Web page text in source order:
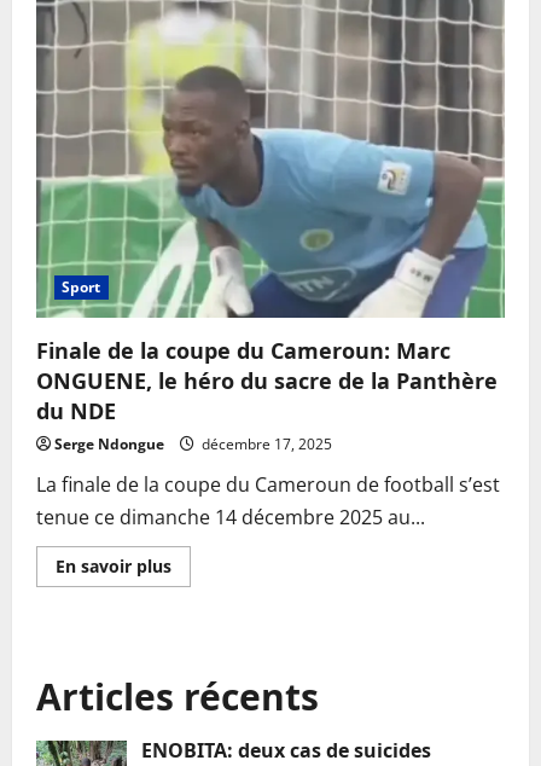
Sport
Finale de la coupe du Cameroun: Marc
ONGUENE, le héro du sacre de la Panthère
du NDE
Serge Ndongue décembre 17, 2025
La finale de la coupe du Cameroun de football s’est
tenue ce dimanche 14 décembre 2025 au...
En savoir plusEn
savoir
coupe
du
Cameroun:
ONGUENE,
Articles récents
ENOBITA: deux cas de suicides